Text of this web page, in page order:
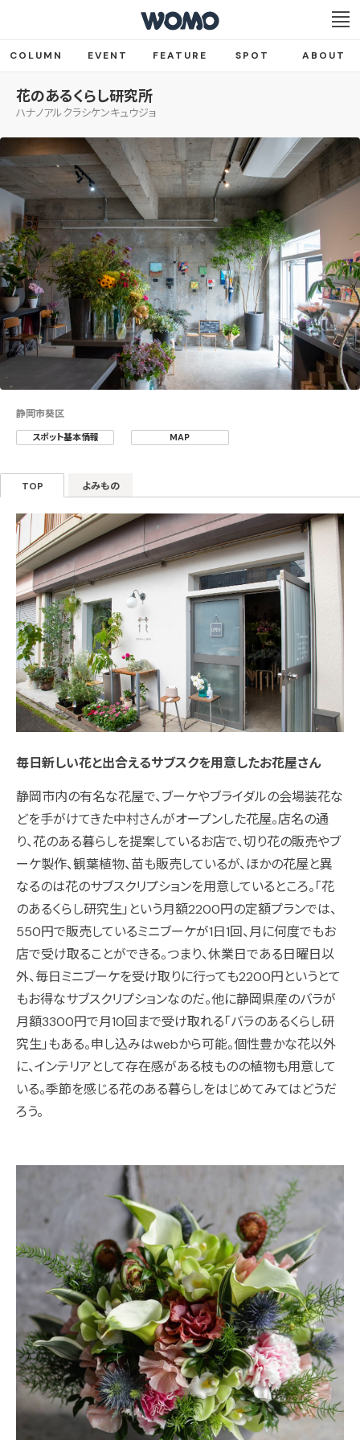
COLUMN EVENT FEATURE SPOT ABOUT
花のあるくらし研究所
ハナノアルクラシケンキュウジョ
静岡市葵区
スポット基本情報 MAP
TOP よみもの
毎日新しい花と出合えるサブスクを用意したお花屋さん
静岡市内の有名な花屋で、ブーケやブライダルの会場装花な
どを手がけてきた中村さんがオープンした花屋。店名の通
り、花のある暮らしを提案しているお店で、切り花の販売やブ
ーケ製作、観葉植物、苗も販売しているが、ほかの花屋と異
なるのは花のサブスクリプションを用意しているところ。「花
のあるくらし研究生」という月額2200円の定額プランでは、
550円で販売しているミニブーケが1日1回、月に何度でもお
店で受け取ることができる。つまり、休業日である日曜日以
外、毎日ミニブーケを受け取りに行っても2200円というとて
もお得なサブスクリプションなのだ。他に静岡県産のバラが
月額3300円で月10回まで受け取れる「バラのあるくらし研
究生」もある。申し込みはwebから可能。個性豊かな花以外
に、インテリアとして存在感がある枝ものの植物も用意して
いる。季節を感じる花のある暮らしをはじめてみてはどうだ
ろう。